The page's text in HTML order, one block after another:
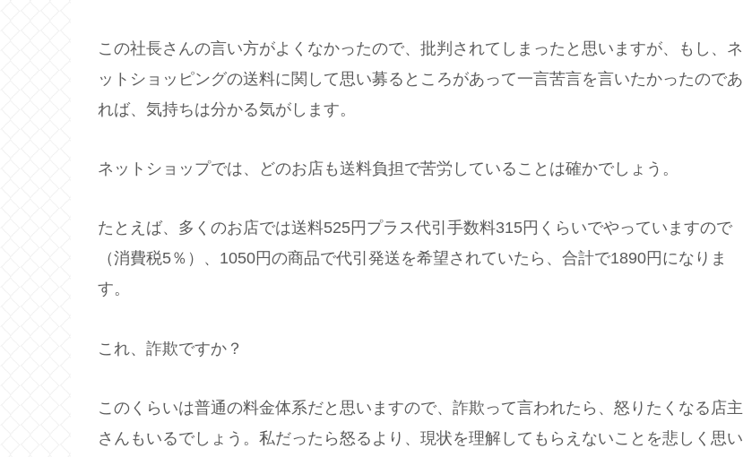
この社長さんの言い方がよくなかったので、批判されてしまったと思いますが、もし、ネ
ットショッピングの送料に関して思い募るところがあって一言苦言を言いたかったのであ
れば、気持ちは分かる気がします。
ネットショップでは、どのお店も送料負担で苦労していることは確かでしょう。
たとえば、多くのお店では送料525円プラス代引手数料315円くらいでやっていますので
（消費税5％）、1050円の商品で代引発送を希望されていたら、合計で1890円になりま
す。
これ、詐欺ですか？
このくらいは普通の料金体系だと思いますので、詐欺って言われたら、怒りたくなる店主
さんもいるでしょう。私だったら怒るより、現状を理解してもらえないことを悲しく思い